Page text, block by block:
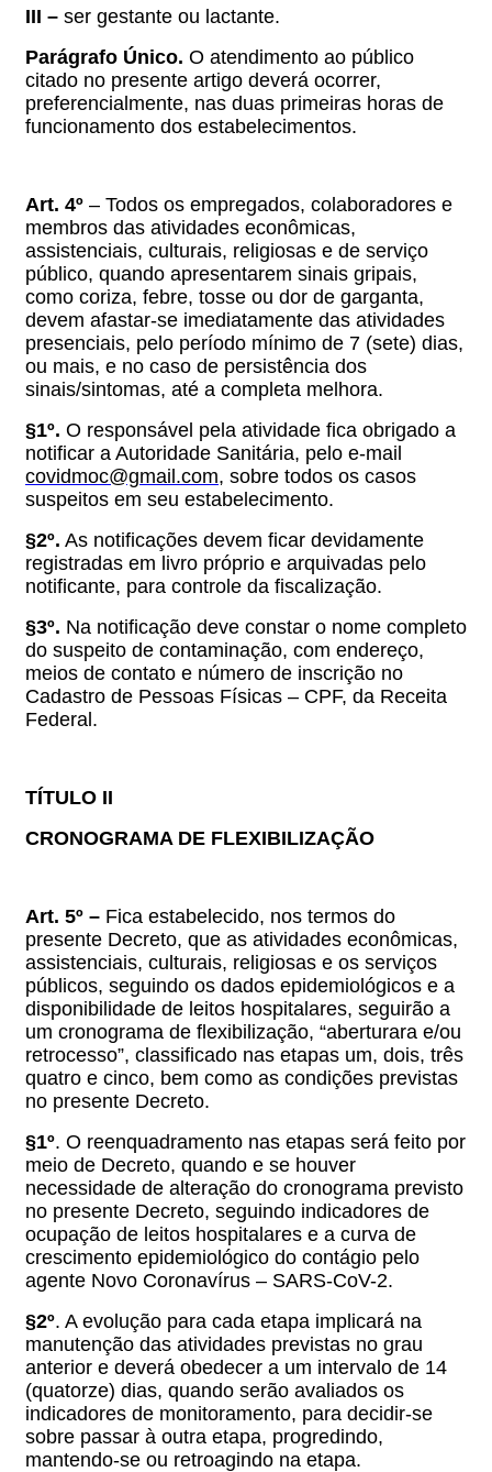
III – ser gestante ou lactante.
Parágrafo Único. O atendimento ao público
citado no presente artigo deverá ocorrer,
preferencialmente, nas duas primeiras horas de
funcionamento dos estabelecimentos.
Art. 4º – Todos os empregados, colaboradores e
membros das atividades econômicas,
assistenciais, culturais, religiosas e de serviço
público, quando apresentarem sinais gripais,
como coriza, febre, tosse ou dor de garganta,
devem afastar-se imediatamente das atividades
presenciais, pelo período mínimo de 7 (sete) dias,
ou mais, e no caso de persistência dos
sinais/sintomas, até a completa melhora.
§1º. O responsável pela atividade fica obrigado a
notificar a Autoridade Sanitária, pelo e-mail
covidmoc@gmail.com, sobre todos os casos
suspeitos em seu estabelecimento.
§2º. As notificações devem ficar devidamente
registradas em livro próprio e arquivadas pelo
notificante, para controle da fiscalização.
§3º. Na notificação deve constar o nome completo
do suspeito de contaminação, com endereço,
meios de contato e número de inscrição no
Cadastro de Pessoas Físicas – CPF, da Receita
Federal.
TÍTULO II
CRONOGRAMA DE FLEXIBILIZAÇÃO
Art. 5º – Fica estabelecido, nos termos do
presente Decreto, que as atividades econômicas,
assistenciais, culturais, religiosas e os serviços
públicos, seguindo os dados epidemiológicos e a
disponibilidade de leitos hospitalares, seguirão a
um cronograma de flexibilização, “aberturara e/ou
retrocesso”, classificado nas etapas um, dois, três
quatro e cinco, bem como as condições previstas
no presente Decreto.
§1º. O reenquadramento nas etapas será feito por
meio de Decreto, quando e se houver
necessidade de alteração do cronograma previsto
no presente Decreto, seguindo indicadores de
ocupação de leitos hospitalares e a curva de
crescimento epidemiológico do contágio pelo
agente Novo Coronavírus – SARS-CoV-2.
§2º. A evolução para cada etapa implicará na
manutenção das atividades previstas no grau
anterior e deverá obedecer a um intervalo de 14
(quatorze) dias, quando serão avaliados os
indicadores de monitoramento, para decidir-se
sobre passar à outra etapa, progredindo,
mantendo-se ou retroagindo na etapa.